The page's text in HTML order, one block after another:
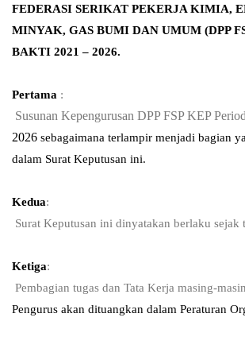
FEDERASI SERIKAT PEKERJA KIMIA,
MINYAK, GAS BUMI DAN UMUM (DPP
BAKTI 2021 – 2026.
Pertama :
Susunan Kepengurusan DPP FSP KEP
2026 sebagaimana terlampir menjadi bagian
dalam Surat Keputusan ini.
Kedua:
Surat Keputusan ini dinyatakan berlaku sejak
Ketiga:
Pembagian tugas dan Tata Kerja masing-
Pengurus akan dituangkan dalam Peraturan